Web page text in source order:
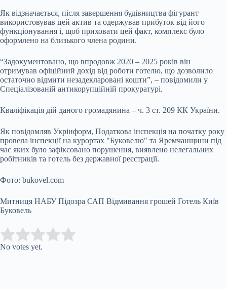
Як відзначається, після завершення будівництва фігурант
використовував цей актив та одержував прибуток від його
функціонування і, щоб приховати цей факт, комплекс було
оформлено на близького члена родини.
“Задокументовано, що впродовж 2020 – 2025 років він
отримував офіційний дохід від роботи готелю, що дозволило
остаточно відмити незадекларовані кошти”, – повідомили у
Спеціалізованій антикорупційній прокуратурі.
Кваліфікація дій даного громадянина – ч. 3 ст. 209 КК України.
Як повідомляв Укрінформ, Податкова інспекція на початку року
провела інспекції на курортах "Буковелю" та Яремчанщини під
час яких було зафіксовано порушення, виявлено нелегальних
робітників та готель без державної реєстрації.
Фото: bukovel.com
Митниця НАБУ Підозра САП Відмивання грошей Готель Київ
Буковель
Rate this item:
No votes yet.